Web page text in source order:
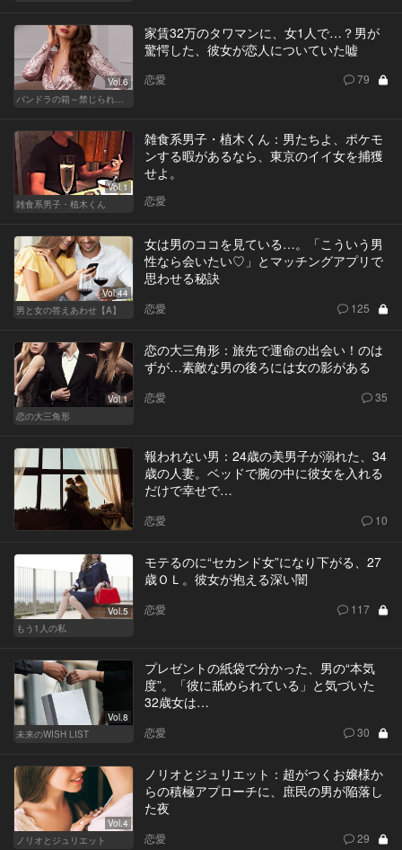
Vol.6
家賃32万のタワマンに、女1人で…？男が
驚愕した、彼女が恋人についていた嘘
恋愛 79
Vol.1
雑食系男子・植木くん
雑食系男子・植木くん：男たちよ、ポケモ
ンする暇があるなら、東京のイイ女を捕獲
せよ。
恋愛
Vol.44
男と女の答えあわせ【A】
女は男のココを見ている…。「こういう男
性なら会いたい♡」とマッチングアプリで
思わせる秘訣
恋愛 125
Vol.1
恋の大三角形
恋の大三角形：旅先で運命の出会い！のは
ずが…素敵な男の後ろには女の影がある
恋愛 35
報われない男：24歳の美男子が溺れた、34
歳の人妻。ベッドで腕の中に彼女を入れる
だけで幸せで…
恋愛 10
Vol.5
もう1人の私
モテるのに“セカンド女”になり下がる、27
歳ＯＬ。彼女が抱える深い闇
恋愛 117
Vol.8
未来のWISH LIST
プレゼントの紙袋で分かった、男の“本気
度”。「彼に舐められている」と気づいた
32歳女は…
恋愛 30
Vol.4
ノリオとジュリエット
ノリオとジュリエット：超がつくお嬢様か
らの積極アプローチに、庶民の男が陥落し
た夜
恋愛 29